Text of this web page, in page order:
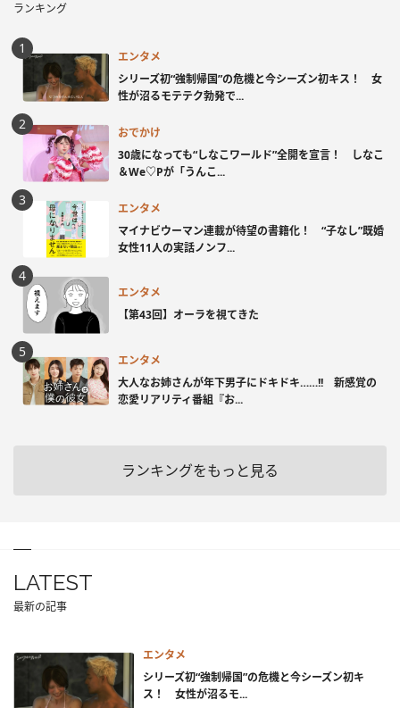
ランキング
エンタメ
シリーズ初“強制帰国”の危機と今シーズン初キス！ 女
性が沼るモテテク勃発で...
おでかけ
30歳になっても“しなこワールド”全開を宣言！ しなこ
＆We♡Pが「うんこ...
エンタメ
マイナビウーマン連載が待望の書籍化！ “子なし”既婚
女性11人の実話ノンフ...
エンタメ
【第43回】オーラを視てきた
エンタメ
大人なお姉さんが年下男子にドキドキ……!! 新感覚の
恋愛リアリティ番組『お...
ランキングをもっと見る
LATEST
最新の記事
エンタメ
シリーズ初“強制帰国”の危機と今シーズン初キ
ス！ 女性が沼るモ...